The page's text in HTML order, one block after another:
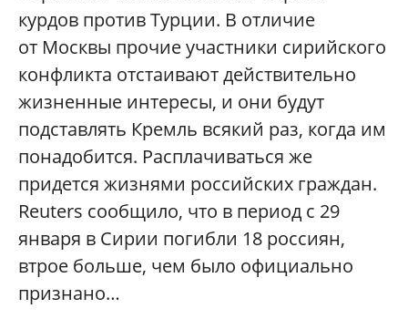
курдов против Турции. В отличие
от Москвы прочие участники сирийского
конфликта отстаивают действительно
жизненные интересы, и они будут
подставлять Кремль всякий раз, когда им
понадобится. Расплачиваться же
придется жизнями российских граждан.
Reuters сообщило, что в период с 29
января в Сирии погибли 18 россиян,
втрое больше, чем было официально
признано…